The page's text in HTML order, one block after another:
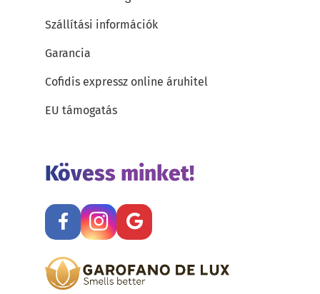
Szállítási információk
Garancia
Cofidis expressz online áruhitel
EU támogatás
Kövess minket!